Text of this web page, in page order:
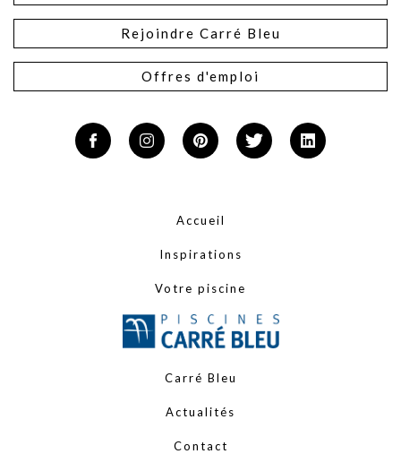
Rejoindre Carré Bleu
Offres d'emploi
Accueil
Inspirations
Votre piscine
Carré Bleu
Actualités
Contact